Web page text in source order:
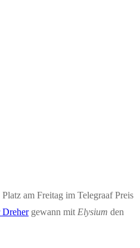
am Freitag im Telegraaf Preis
Drehergewann mit Elysium den